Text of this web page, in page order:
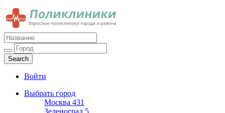
Поликлиники
Взрослые поликлиники города и района
Войти
Выбрать город
Москва 431
Зеленоград 5